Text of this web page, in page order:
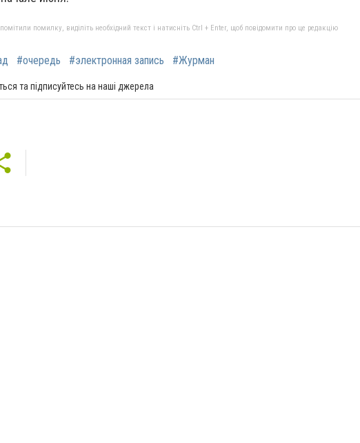
помилку, виділіть необхідний текст і натисніть Ctrl + Enter, щоб повідомити про це редакцію
#очередь #электронная запись #Журман
та підписуйтесь на наші джерела